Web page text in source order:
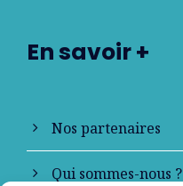
En savoir +
Nos partenaires
Qui sommes-nous ?